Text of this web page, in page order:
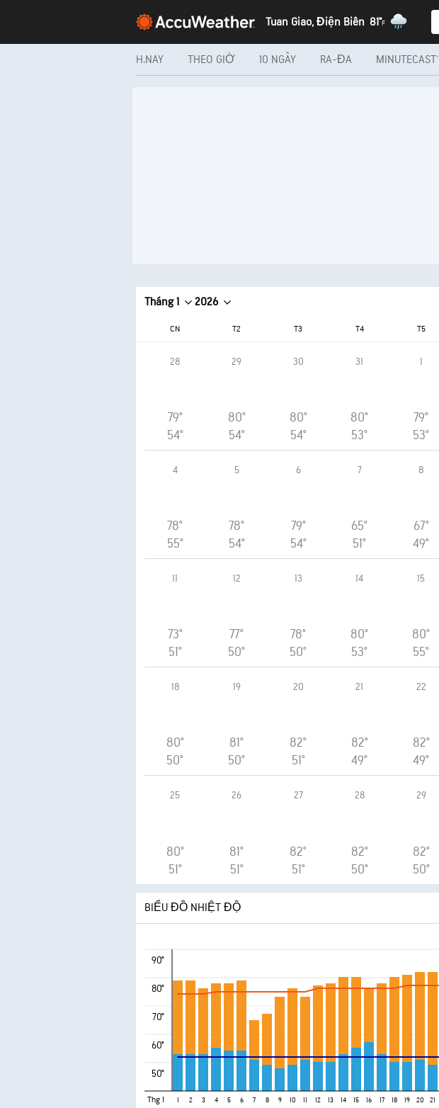
Tuan Giao, Điện Biên 81°F
H.NAY THEO GIỜ 10 NGÀY RA-ĐA MINUTECAST®
Tháng 1 2026
CN T2 T3 T4 T5
28
79°
54°
29
80°
54°
30
80°
54°
31
80°
53°
1
79°
53°
4
78°
55°
5
78°
54°
6
79°
54°
7
65°
51°
8
67°
49°
11
73°
51°
12
77°
50°
13
78°
50°
14
80°
53°
15
80°
55°
18
80°
50°
19
81°
50°
20
82°
51°
21
82°
49°
22
82°
49°
25
80°
51°
26
81°
51°
27
82°
51°
28
82°
50°
29
82°
50°
BIỂU ĐỒ NHIỆT ĐỘ
90°
80°
70°
60°
50°
Thg 1 1 2 3 4 5 6 7 8 9 10 11 12 13 14 15 16 17 18 19 20 21